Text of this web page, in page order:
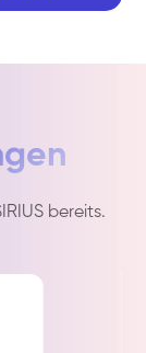
bereits.